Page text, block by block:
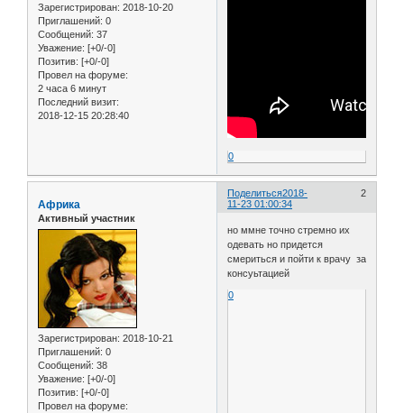
Зарегистрирован: 2018-10-20
Приглашений: 0
Сообщений: 37
Уважение: [+0/-0]
Позитив: [+0/-0]
Провел на форуме:
2 часа 6 минут
Последний визит:
2018-12-15 20:28:40
0
Поделиться 2
2018-
11-23 01:00:34
Африка
Активный участник
Зарегистрирован: 2018-10-21
Приглашений: 0
Сообщений: 38
Уважение: [+0/-0]
Позитив: [+0/-0]
Провел на форуме:
но ммне точно стремно их
одевать но придется
смериться и пойти к врачу за
консуьтацией
0